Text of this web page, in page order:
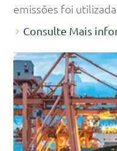
emissões foi
Consulte Mais